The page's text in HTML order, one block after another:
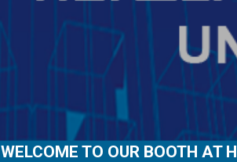
WELCOME TO OUR BOOTH AT